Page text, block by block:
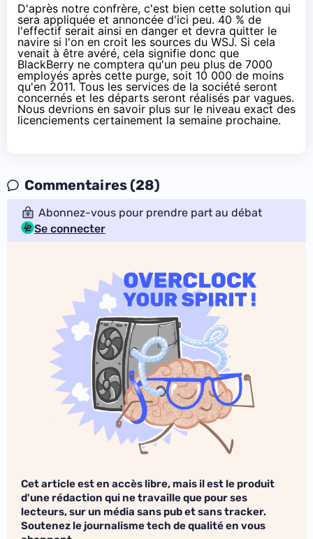
D'après notre confrère, c'est bien cette solution qui
sera appliquée et annoncée d'ici peu. 40 % de
l'effectif serait ainsi en danger et devra quitter le
navire si l'on en croit les sources du WSJ. Si cela
venait à être avéré, cela signifie donc que
BlackBerry ne comptera qu'un peu plus de 7000
employés après cette purge, soit 10 000 de moins
qu'en 2011. Tous les services de la société seront
concernés et les départs seront réalisés par vagues.
Nous devrions en savoir plus sur le niveau exact des
licenciements certainement la semaine prochaine.
Commentaires (28)
Abonnez-vous pour prendre part au débat
Se connecter
Cet article est en accès libre, mais il est le produit
d'une rédaction qui ne travaille que pour ses
lecteurs, sur un média sans pub et sans tracker.
Soutenez le journalisme tech de qualité en vous